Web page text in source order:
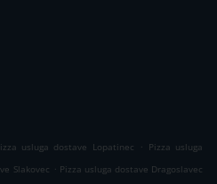
usluga dostave Lopatinec . Pizza usluga
Slakovec . Pizza usluga dostave Dragoslavec